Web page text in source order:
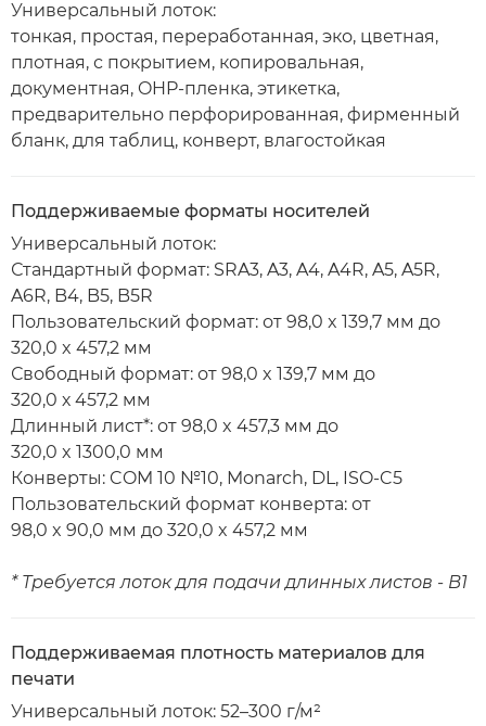
Универсальный лоток:
тонкая, простая, переработанная, эко, цветная,
плотная, с покрытием, копировальная,
документная, OHP-пленка, этикетка,
предварительно перфорированная, фирменный
бланк, для таблиц, конверт, влагостойкая
Поддерживаемые форматы носителей
Универсальный лоток:
Стандартный формат: SRA3, A3, A4, A4R, A5, A5R,
A6R, B4, B5, B5R
Пользовательский формат: от 98,0 x 139,7 мм до
320,0 x 457,2 мм
Свободный формат: от 98,0 x 139,7 мм до
320,0 х 457,2 мм
Длинный лист*: от 98,0 x 457,3 мм до
320,0 x 1300,0 мм
Конверты: COM 10 №10, Monarch, DL, ISO-C5
Пользовательский формат конверта: от
98,0 x 90,0 мм до 320,0 x 457,2 мм
* Требуется лоток для подачи длинных листов - B1
Поддерживаемая плотность материалов для
печати
Универсальный лоток: 52–300 г/м²